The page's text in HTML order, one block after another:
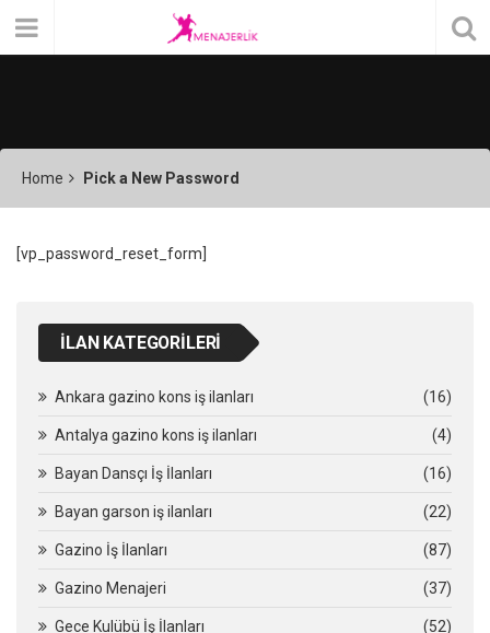
Home Pick a New Password
[vp_password_reset_form]
İLAN KATEGORILERI
Ankara gazino kons iş ilanları (16)
Antalya gazino kons iş ilanları (4)
Bayan Dansçı İş İlanları (16)
Bayan garson iş ilanları (22)
Gazino İş İlanları (87)
Gazino Menajeri (37)
Gece Kulübü İş İlanları (52)